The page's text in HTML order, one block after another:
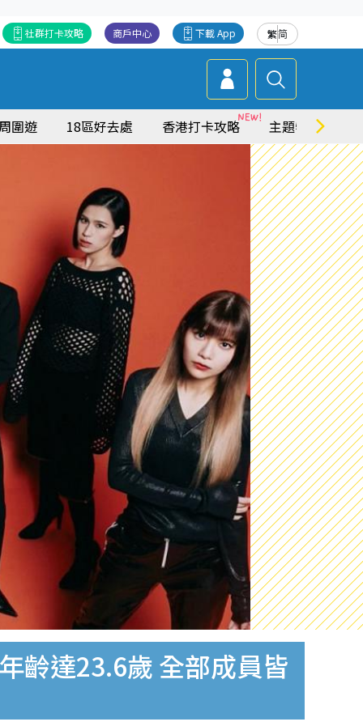
繁简
下載 App
商戶中心
社群打卡攻略
圍遊 18區好去處 香港打卡攻略 主題特集
齡達23.6歲 全部成員皆